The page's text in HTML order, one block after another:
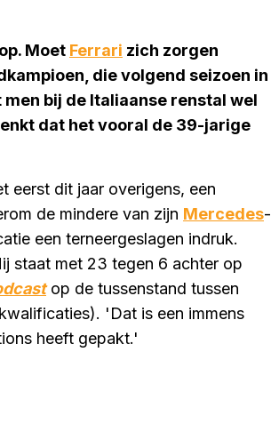
Moet Ferrari zich zorgen
die volgend seizoen in
bij de Italiaanse renstal wel
dat het vooral de 39-jarige
eerst dit jaar overigens, een
de mindere van zijn Mercedes-
een terneergeslagen indruk.
staat met 23 tegen 6 achter op
op de tussenstand tussen
'Dat is een immens
heeft gepakt.'